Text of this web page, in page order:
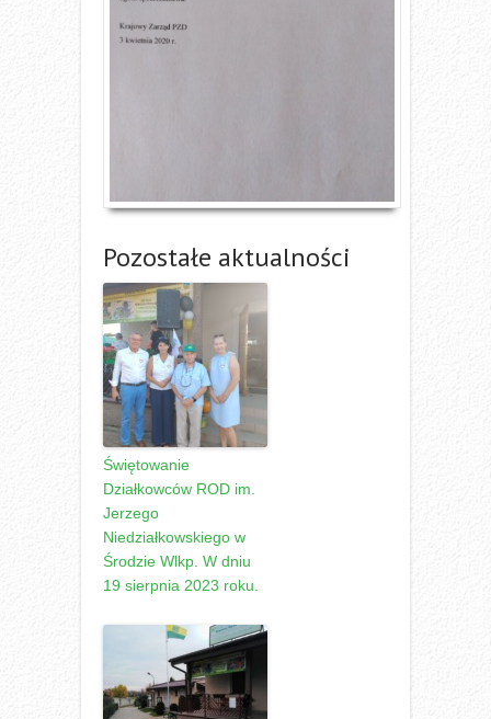
Pozostałe aktualności
Świętowanie
Działkowców ROD im.
Jerzego
Niedziałkowskiego w
Środzie Wlkp. W dniu
19 sierpnia 2023 roku.